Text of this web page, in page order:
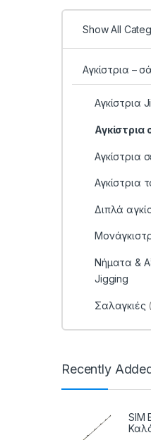
Show All
Αγκίστρια –
Αγκίστρια
Αγκίστρια
Αγκίστρια
Αγκίστρια
Διπλά
Νήματα &
Jigging
Σαλαγκιές
Recently
SIM